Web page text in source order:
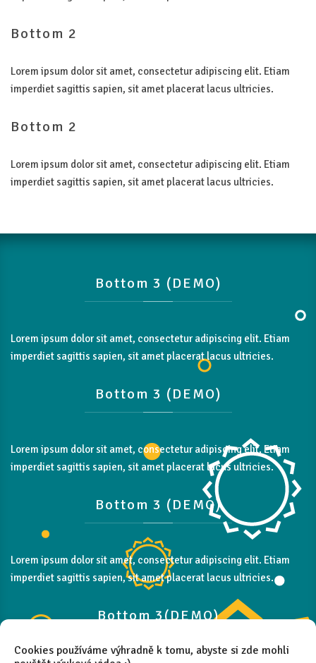
Cookies používáme výhradně k tomu, abyste si zde mohli
Bottom 2
Lorem ipsum dolor sit amet, consectetur adipiscing elit. Etiam
imperdiet sagittis sapien, sit amet placerat lacus ultricies.
Bottom 2
Lorem ipsum dolor sit amet, consectetur adipiscing elit. Etiam
imperdiet sagittis sapien, sit amet placerat lacus ultricies.
Bottom 3 (DEMO)
Lorem ipsum dolor sit amet, consectetur adipiscing elit. Etiam
imperdiet sagittis sapien, sit amet placerat lacus ultricies.
Bottom 3 (DEMO)
Lorem ipsum dolor sit amet, consectetur adipiscing elit. Etiam
imperdiet sagittis sapien, sit amet placerat lacus ultricies.
Bottom 3 (DEMO)
Lorem ipsum dolor sit amet, consectetur adipiscing elit. Etiam
imperdiet sagittis sapien, sit amet placerat lacus ultricies.
Bottom 3(DEMO)